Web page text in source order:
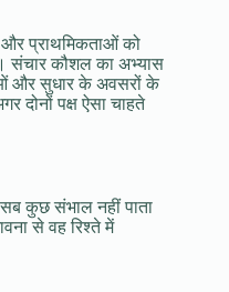
और प्राथमिकताओं को
संचार कौशल का अभ्यास
और सुधार के अवसरों के
दोनों पक्ष ऐसा चाहते
कुछ संभाल नहीं पाता
से वह रिश्ते में